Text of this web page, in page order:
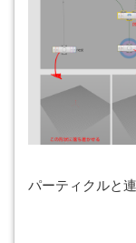
パーティクルと